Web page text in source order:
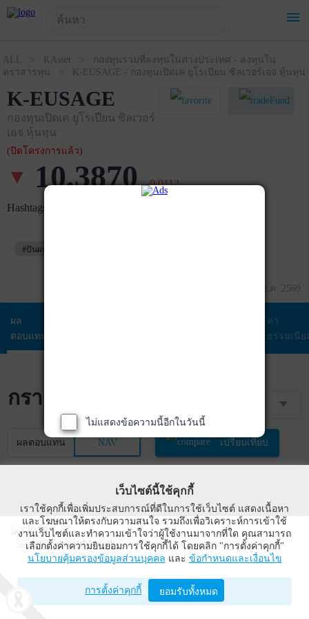
menu
ALL > KAsset > กองทุนรวมที่ลงทุนในต่างประเทศ - ลงทุนใน
ตราสารทุน > K-EUSAGE - กองทุนเปิดเค ยูโรเปียน ซิลเวอร์เอจ หุ้นทุน
K-EUSAGE
กองทุนเปิดเค ยูโรเปียน ซิลเวอร์
เอจ หุ้นทุน
(ปิดโครงการแล้ว)
▼ 10.3870-0.0112
Hashtags
#ปันผล
ข้อมูล ณ วันที่ 27 ม.ค. 2569
ผล
ตอบแทน
ค่า
ธรรมเนีย
กราฟราคา NAV
ผลตอบแทน NAV เปรียบเทียบ
WealthMagik
Wealth Management System Limited
เปิดด้วยแอป WealthMagik
!-- Start Advertise -->
ไม่แสดงข้อความนี้อีกในวันนี้
เว็บไซต์นี้ใช้คุกกี้
เราใช้คุกกี้เพื่อเพิ่มประสบการณ์ที่ดีในการใช้เว็บไซต์ แสดงเนื้อหา
และโฆษณาให้ตรงกับความสนใจ รวมถึงเพื่อวิเคราะห์การเข้าใช้
งานเว็บไซต์และทำความเข้าใจว่าผู้ใช้งานมาจากที่ใด คุณสามารถ
เลือกตั้งค่าความยินยอมการใช้คุกกี้ได้ โดยคลิก "การตั้งค่าคุกกี้"
นโยบายคุ้มครองข้อมูลส่วนบุคคล และ ข้อกำหนดและเงื่อนไข
การตั้งค่าคุกกี้ ยอมรับทั้งหมด